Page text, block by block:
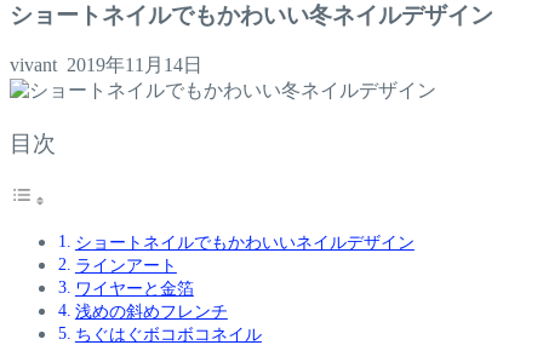
ショートネイルでもかわいい冬ネイルデザイン
vivant 2019年11月14日
目次
ショートネイルでもかわいいネイルデザイン
ラインアート
ワイヤーと金箔
浅めの斜めフレンチ
ちぐはぐボコボコネイル